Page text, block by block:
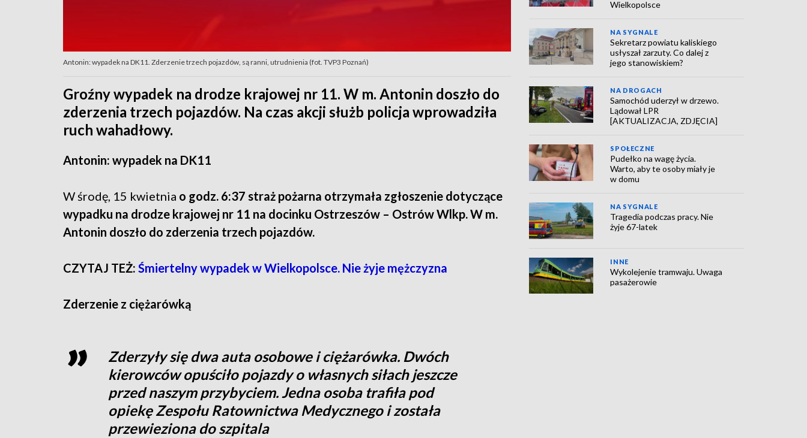
Antonin: wypadek na DK11. Zderzenie trzech pojazdów, są ranni, utrudnienia (fot. TVP3 Poznań)
Groźny wypadek na drodze krajowej nr 11. W m. Antonin doszło do
zderzenia trzech pojazdów. Na czas akcji służb policja wprowadziła
ruch wahadłowy.
Antonin: wypadek na DK11
W środę, 15 kwietnia o godz. 6:37 straż pożarna otrzymała zgłoszenie dotyczące
wypadku na drodze krajowej nr 11 na docinku Ostrzeszów – Ostrów Wlkp. W m.
Antonin doszło do zderzenia trzech pojazdów.
CZYTAJ TEŻ: Śmiertelny wypadek w Wielkopolsce. Nie żyje mężczyzna
Zderzenie z ciężarówką
Zderzyły się dwa auta osobowe i ciężarówka. Dwóch
kierowców opuściło pojazdy o własnych siłach jeszcze
przed naszym przybyciem. Jedna osoba trafiła pod
opiekę Zespołu Ratownictwa Medycznego i została
przewieziona do szpitala
Wielkopolsce
NA SYGNALE
Sekretarz powiatu kaliskiego
usłyszał zarzuty. Co dalej z
jego stanowiskiem?
NA DROGACH
Samochód uderzył w drzewo.
Lądował LPR
[AKTUALIZACJA, ZDJĘCIA]
SPOŁECZNE
Pudełko na wagę życia.
Warto, aby te osoby miały je
w domu
NA SYGNALE
Tragedia podczas pracy. Nie
żyje 67-latek
INNE
Wykolejenie tramwaju. Uwaga
pasażerowie